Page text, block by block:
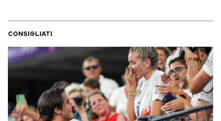
CONSIGLIATI